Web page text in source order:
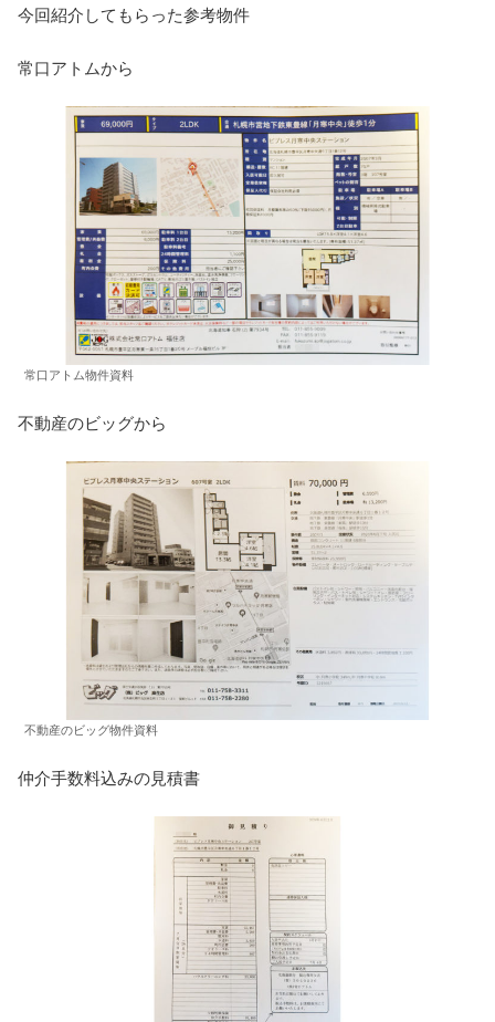
今回紹介してもらった参考物件
常口アトムから
常口アトム物件資料
不動産のビッグから
不動産のビッグ物件資料
仲介手数料込みの見積書